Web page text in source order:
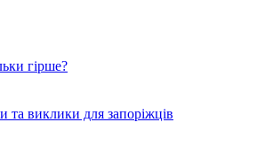
гірше?
та виклики для запоріжців